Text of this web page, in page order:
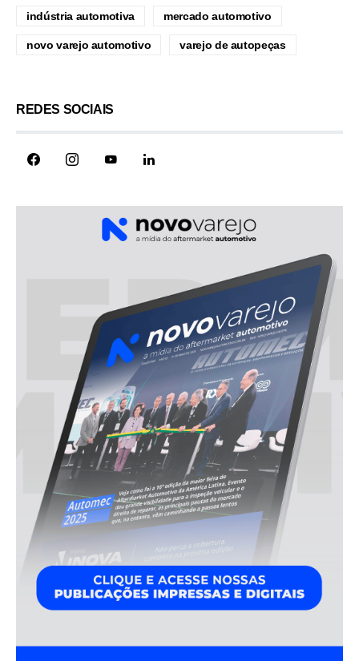
indústria automotiva mercado automotivo
novo varejo automotivo varejo de autopeças
REDES SOCIAIS